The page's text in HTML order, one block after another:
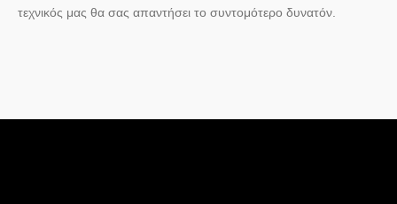
τεχνικός μας θα σας απαντήσει το συντομότερο δυνατόν.